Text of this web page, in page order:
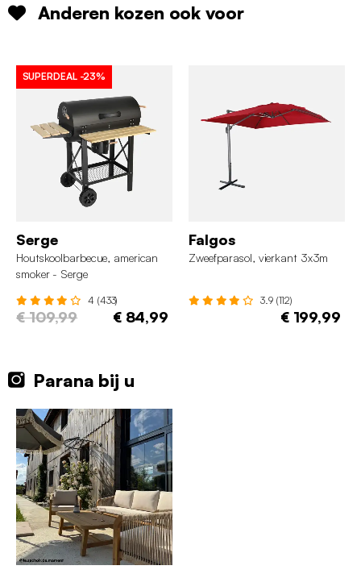
Anderen kozen ook voor
SUPERDEAL -23%
Serge
Houtskoolbarbecue, american
smoker - Serge
4 (433)
€ 109,99 € 84,99
Falgos
Zweefparasol, vierkant 3x3m
3.9 (112)
€ 199,99
Parana bij u